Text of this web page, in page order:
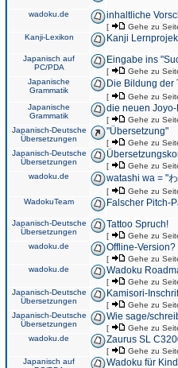
wadoku.de inhaltliche
[ Gehe zu
Kanji-Lexikon
Kanji
Japanisch auf
PC/PDA
Eingabe ins
[ Gehe zu
Japanische
Grammatik
Die Bildung der
[ Gehe zu
Japanische
Grammatik
die neuen
[ Gehe zu
Japanisch-Deutsche
Übersetzungen
"Übersetzung"
[ Gehe zu
Japanisch-Deutsche
Übersetzungen
[ Gehe zu
wadoku.de
watashi wa = "
[ Gehe zu
WadokuTeam
Falscher Pitch-
Japanisch-Deutsche
Übersetzungen
Tattoo Spruch!
[ Gehe zu
wadoku.de
Offline-Version?
[ Gehe zu
wadoku.de
Wadoku
[ Gehe zu
Japanisch-Deutsche
Übersetzungen
Kamisori-
[ Gehe zu
Japanisch-Deutsche
Übersetzungen
Wie sage/
[ Gehe zu
wadoku.de
Zaurus SL
[ Gehe zu
Japanisch auf
Wadoku für